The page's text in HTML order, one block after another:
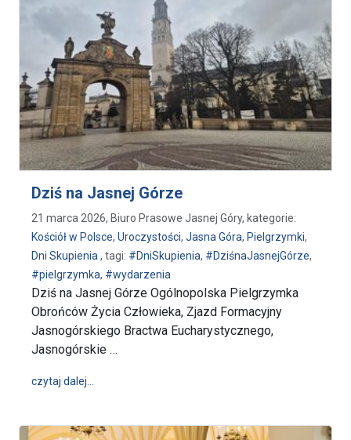
Dziś na Jasnej Górze
21 marca 2026, Biuro Prasowe Jasnej Góry, kategorie:
Kościół w Polsce, Uroczystości, Jasna Góra, Pielgrzymki,
Dni Skupienia , tagi: #DniSkupienia, #DziśnaJasnejGórze,
#pielgrzymka, #wydarzenia
Dziś na Jasnej Górze Ogólnopolska Pielgrzymka
Obrońców Życia Człowieka, Zjazd Formacyjny
Jasnogórskiego Bractwa Eucharystycznego,
Jasnogórskie …
czytaj dalej…